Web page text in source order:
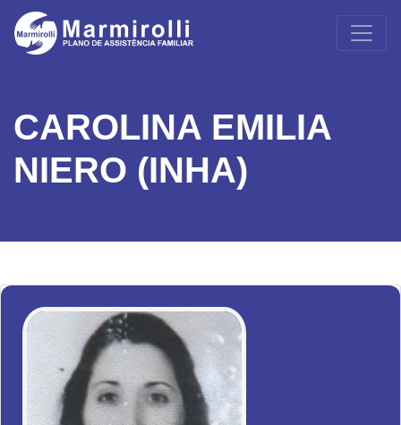
CAROLINA EMILIA
NIERO (INHA)